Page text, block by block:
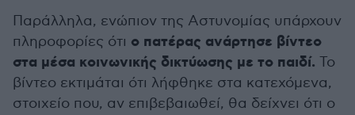
Παράλληλα, ενώπιον της Αστυνομίας υπάρχουν
πληροφορίες ότι ο πατέρας ανάρτησε βίντεο
στα μέσα κοινωνικής δικτύωσης με το παιδί. Το
βίντεο εκτιμάται ότι λήφθηκε στα κατεχόμενα,
στοιχείο που, αν επιβεβαιωθεί, θα δείχνει ότι ο